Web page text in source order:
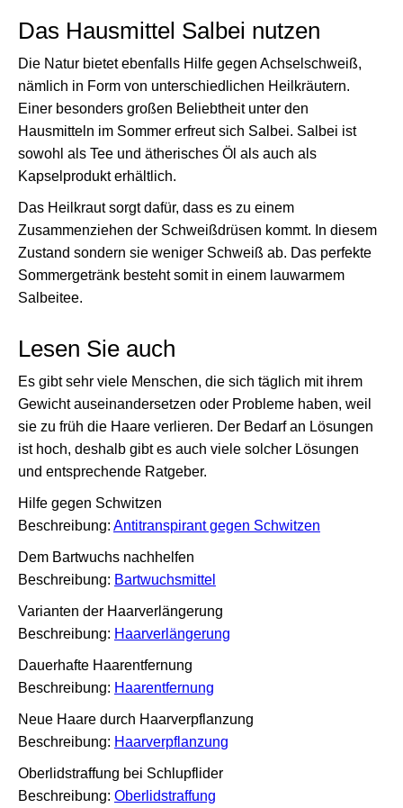
Das Hausmittel Salbei nutzen
Die Natur bietet ebenfalls Hilfe gegen Achselschweiß,
nämlich in Form von unterschiedlichen Heilkräutern.
Einer besonders großen Beliebtheit unter den
Hausmitteln im Sommer erfreut sich Salbei. Salbei ist
sowohl als Tee und ätherisches Öl als auch als
Kapselprodukt erhältlich.
Das Heilkraut sorgt dafür, dass es zu einem
Zusammenziehen der Schweißdrüsen kommt. In diesem
Zustand sondern sie weniger Schweiß ab. Das perfekte
Sommergetränk besteht somit in einem lauwarmem
Salbeitee.
Lesen Sie auch
Es gibt sehr viele Menschen, die sich täglich mit ihrem
Gewicht auseinandersetzen oder Probleme haben, weil
sie zu früh die Haare verlieren. Der Bedarf an Lösungen
ist hoch, deshalb gibt es auch viele solcher Lösungen
und entsprechende Ratgeber.
Hilfe gegen Schwitzen
Beschreibung: Antitranspirant gegen Schwitzen
Dem Bartwuchs nachhelfen
Beschreibung: Bartwuchsmittel
Varianten der Haarverlängerung
Beschreibung: Haarverlängerung
Dauerhafte Haarentfernung
Beschreibung: Haarentfernung
Neue Haare durch Haarverpflanzung
Beschreibung: Haarverpflanzung
Oberlidstraffung bei Schlupflider
Beschreibung: Oberlidstraffung